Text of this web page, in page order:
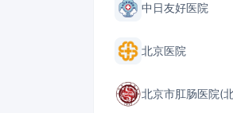
中日友好医院
北京医院